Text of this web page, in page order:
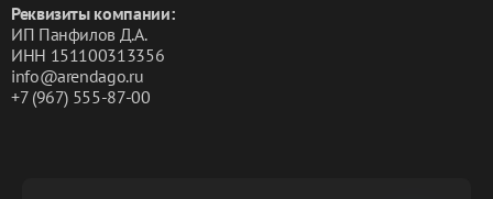
Реквизиты компании:
ИП Панфилов Д.А.
ИНН 151100313356
info@arendago.ru
+7 (967) 555-87-00